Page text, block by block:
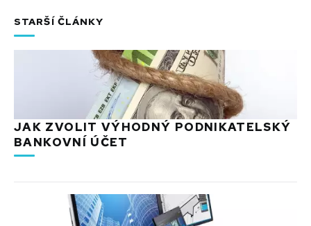
STARŠÍ ČLÁNKY
JAK ZVOLIT VÝHODNÝ PODNIKATELSKÝ
BANKOVNÍ ÚČET